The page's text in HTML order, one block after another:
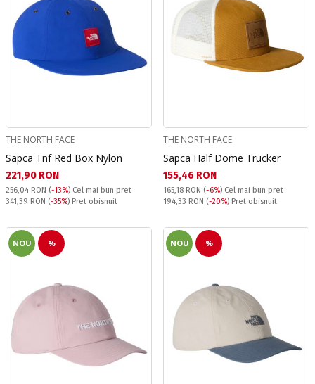
THE NORTH FACE
Sapca Tnf Red Box Nylon
Текуща цена:
221,90 RON
256,04 RON (-13%) Cel mai bun pret
Pret obisnuit:
341,39 RON (-35%) Pret obisnuit
THE NORTH FACE
Sapca Half Dome Trucker
Текуща цена:
155,46 RON
165,18 RON (-6%) Cel mai bun pret
Pret obisnuit:
194,33 RON (-20%) Pret obisnuit
NOU % NOU %